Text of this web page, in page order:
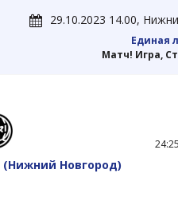
29.10.2023 14.00,
Единая
Матч! Игра,
(Нижний Новгород)